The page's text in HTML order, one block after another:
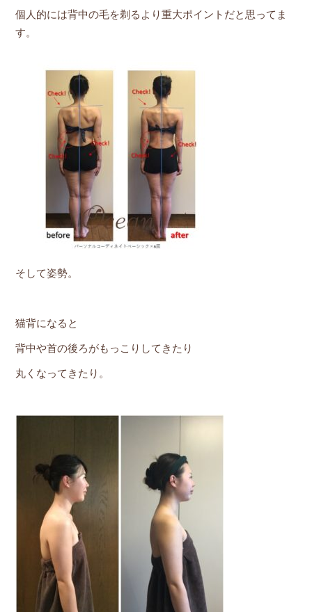
個人的には背中の毛を剃るより重大ポイントだと思ってま
す。
そして姿勢。
猫背になると
背中や首の後ろがもっこりしてきたり
丸くなってきたり。